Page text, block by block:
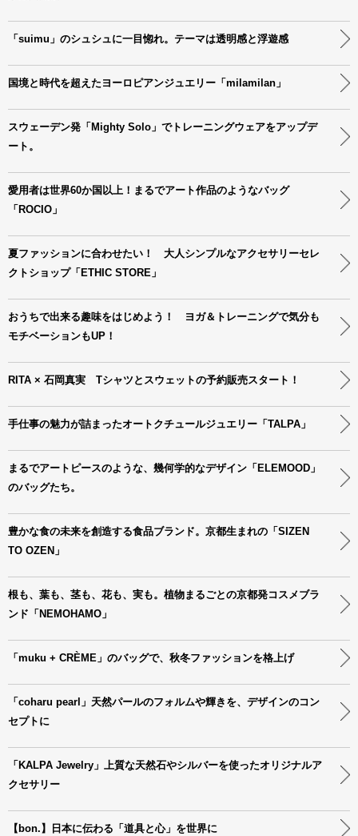
「suimu」のシュシュに一目惚れ。テーマは透明感と浮遊感
国境と時代を超えたヨーロピアンジュエリー「milamilan」
スウェーデン発「Mighty Solo」でトレーニングウェアをアップデ
ート。
愛用者は世界60か国以上！まるでアート作品のようなバッグ
「ROCIO」
夏ファッションに合わせたい！ 大人シンプルなアクセサリーセレ
クトショップ「ETHIC STORE」
おうちで出来る趣味をはじめよう！ ヨガ＆トレーニングで気分も
モチベーションもUP！
RITA × 石岡真実 Tシャツとスウェットの予約販売スタート！
手仕事の魅力が詰まったオートクチュールジュエリー「TALPA」
まるでアートピースのような、幾何学的なデザイン「ELEMOOD」
のバッグたち。
豊かな食の未来を創造する食品ブランド。京都生まれの「SIZEN
TO OZEN」
根も、葉も、茎も、花も、実も。植物まるごとの京都発コスメブラ
ンド「NEMOHAMO」
「muku + CRÈME」のバッグで、秋冬ファッションを格上げ
「coharu pearl」天然パールのフォルムや輝きを、デザインのコン
セプトに
「KALPA Jewelry」上質な天然石やシルバーを使ったオリジナルア
クセサリー
【bon.】日本に伝わる「道具と心」を世界に